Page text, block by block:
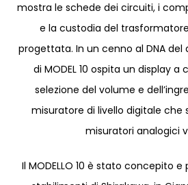
mostra le schede dei circuiti, i
e la custodia del
progettata. In un cenno al DNA del
di MODEL 10 ospita un display a
selezione del volume e
misuratore di livello digitale
misuratori analogici
Il MODELLO 10 è stato concepito